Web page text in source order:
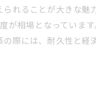
れることが大きな魅
が相場となっていま
際には、耐久性と経